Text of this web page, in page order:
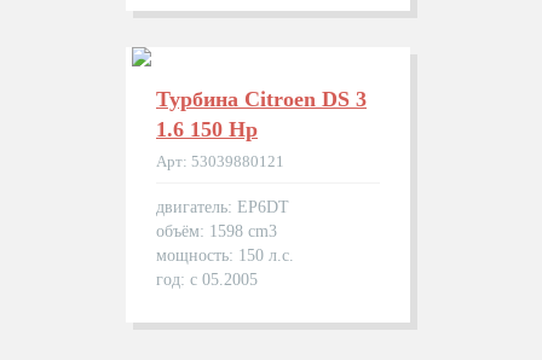
Турбина Citroen DS 3
1.6 150 Hp
Арт: 53039880121
двигатель: EP6DT
объём: 1598 cm3
мощность: 150 л.с.
год: с 05.2005